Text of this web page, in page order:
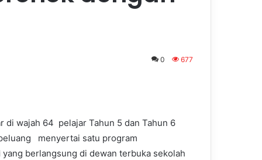
0 677
di wajah 64 pelajar Tahun 5 dan Tahun 6
menyertai satu program
berlangsung di dewan terbuka sekolah